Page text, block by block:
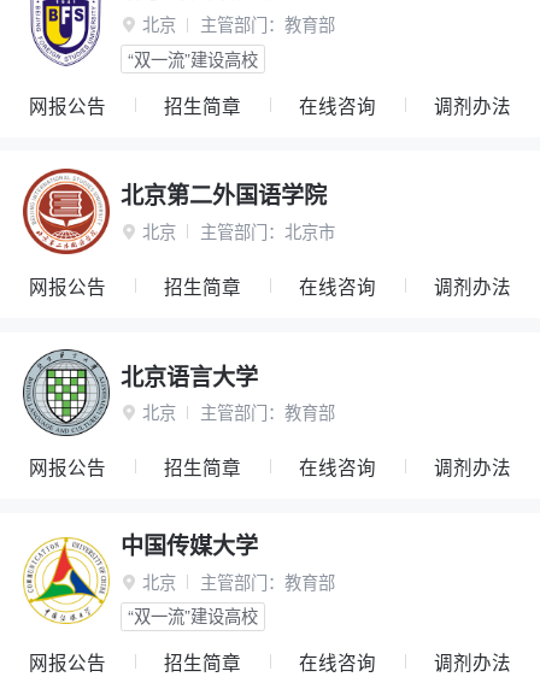
 北京 主管部门： 教育部
“双一流”建设高校
网报公告 招生简章 在线咨询 调剂办法
北京第二外国语学院
 北京 主管部门： 北京市
网报公告 招生简章 在线咨询 调剂办法
北京语言大学
 北京 主管部门： 教育部
网报公告 招生简章 在线咨询 调剂办法
中国传媒大学
 北京 主管部门： 教育部
“双一流”建设高校
网报公告 招生简章 在线咨询 调剂办法